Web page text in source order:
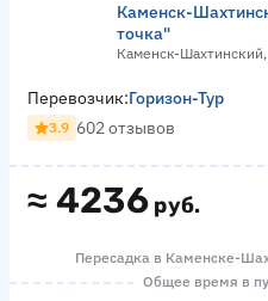
Каменск-
точка"
Каменск-
≈ 4236 руб.
Перевозчик:Горизон-Тур
3.9 602 отзывов
Пересадка в Каменске-
Общее время в